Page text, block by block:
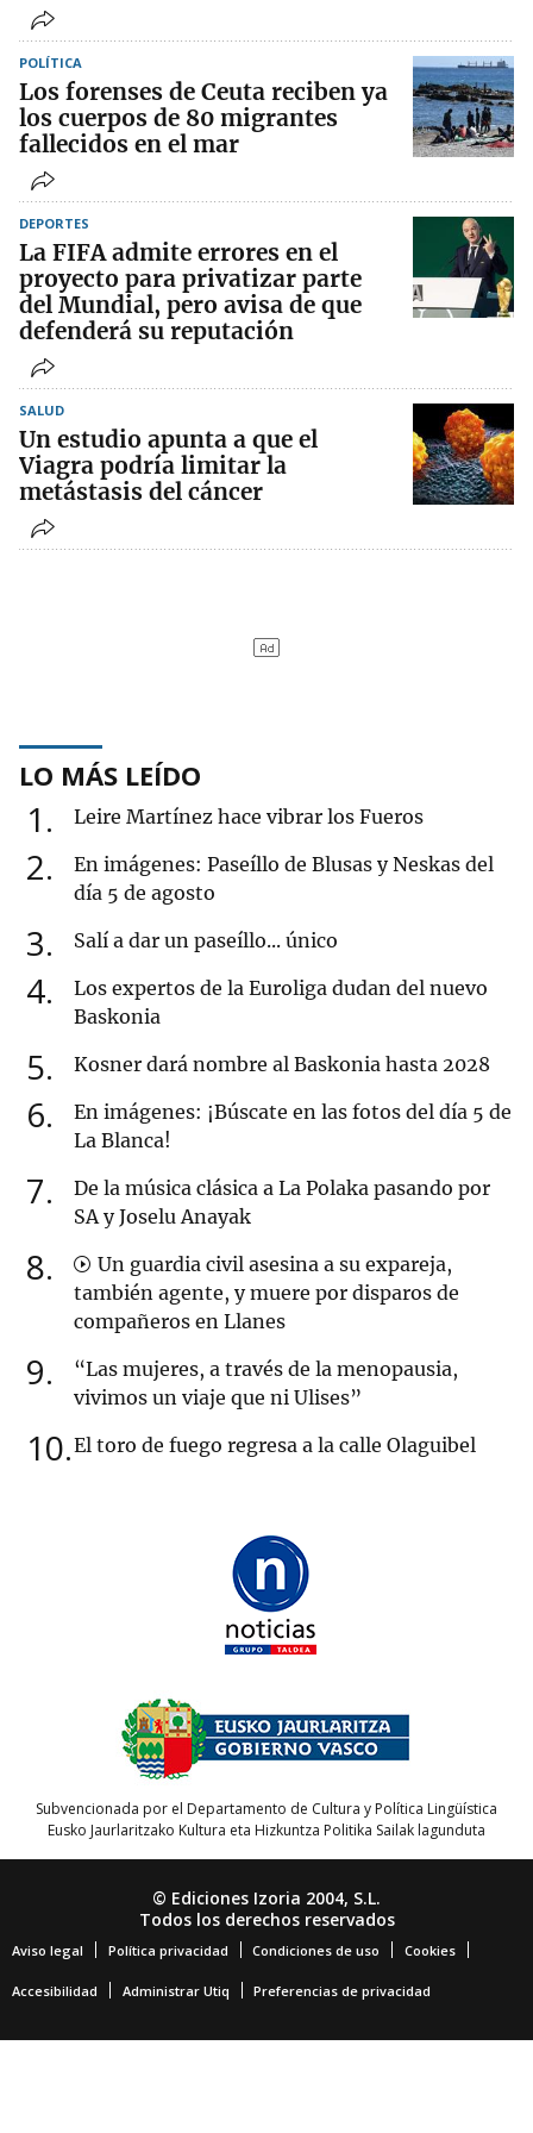
POLÍTICA
Los forenses de Ceuta reciben ya
los cuerpos de 80 migrantes
fallecidos en el mar
DEPORTES
La FIFA admite errores en el
proyecto para privatizar parte
del Mundial, pero avisa de que
defenderá su reputación
SALUD
Un estudio apunta a que el
Viagra podría limitar la
metástasis del cáncer
LO MÁS LEÍDO
1 Leire Martínez hace vibrar los Fueros
2
En imágenes: Paseíllo de Blusas y Neskas del
día 5 de agosto
3 Salí a dar un paseíllo... único
4
Los expertos de la Euroliga dudan del nuevo
Baskonia
5 Kosner dará nombre al Baskonia hasta 2028
6
En imágenes: ¡Búscate en las fotos del día 5 de
La Blanca!
7
De la música clásica a La Polaka pasando por
SA y Joselu Anayak
8
Un guardia civil asesina a su expareja,
también agente, y muere por disparos de
compañeros en Llanes
9
“Las mujeres, a través de la menopausia,
vivimos un viaje que ni Ulises”
10 El toro de fuego regresa a la calle Olaguibel
Subvencionada por el Departamento de Cultura y Política Lingüística
Eusko Jaurlaritzako Kultura eta Hizkuntza Politika Sailak lagunduta
© Ediciones Izoria 2004, S.L.
Todos los derechos reservados
Aviso legal Política privacidad Condiciones de uso Cookies
Accesibilidad Administrar Utiq Preferencias de privacidad